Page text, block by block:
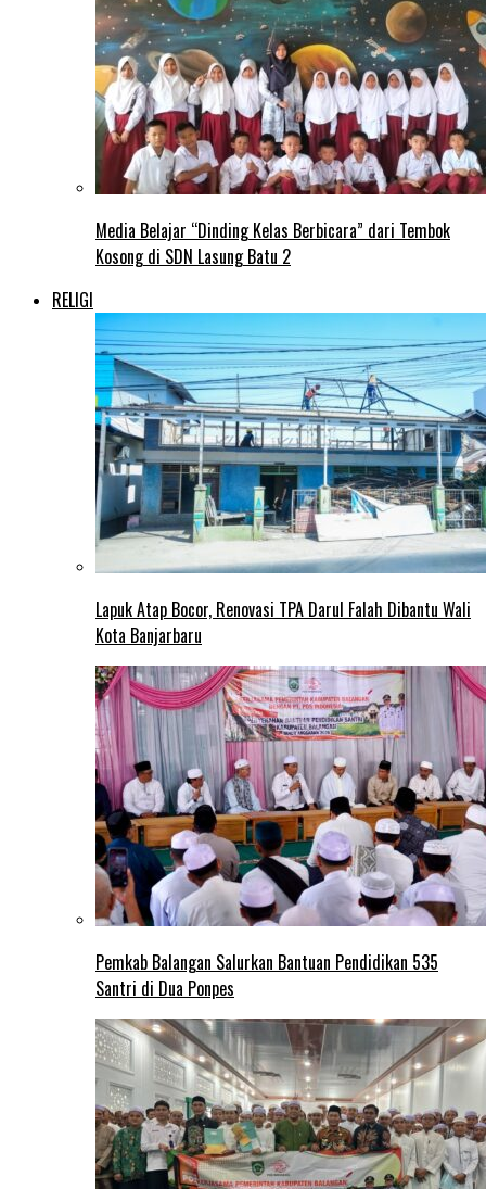
Media Belajar “Dinding Kelas Berbicara” dari Tembok
Kosong di SDN Lasung Batu 2
RELIGI
Lapuk Atap Bocor, Renovasi TPA Darul Falah Dibantu Wali
Kota Banjarbaru
Pemkab Balangan Salurkan Bantuan Pendidikan 535
Santri di Dua Ponpes